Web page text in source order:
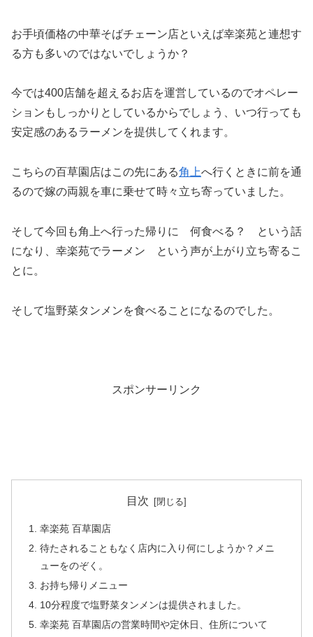
お手頃価格の中華そばチェーン店といえば幸楽苑と連想す
る方も多いのではないでしょうか？
今では400店舗を超えるお店を運営しているのでオペレー
ションもしっかりとしているからでしょう、いつ行っても
安定感のあるラーメンを提供してくれます。
こちらの百草園店はこの先にある角上へ行くときに前を通
るので嫁の両親を車に乗せて時々立ち寄っていました。
そして今回も角上へ行った帰りに 何食べる？ という話
になり、幸楽苑でラーメン という声が上がり立ち寄るこ
とに。
そして塩野菜タンメンを食べることになるのでした。
スポンサーリンク
目次
幸楽苑 百草園店
待たされることもなく店内に入り何にしようか？メニ
ューをのぞく。
お持ち帰りメニュー
10分程度で塩野菜タンメンは提供されました。
幸楽苑 百草園店の営業時間や定休日、住所について